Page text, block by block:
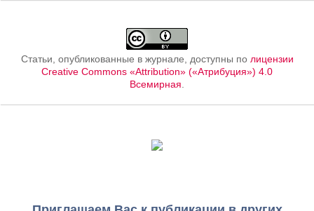
Статьи, опубликованные в журнале, доступны по лицензии
Creative Commons «Attribution» («Атрибуция») 4.0
Всемирная.